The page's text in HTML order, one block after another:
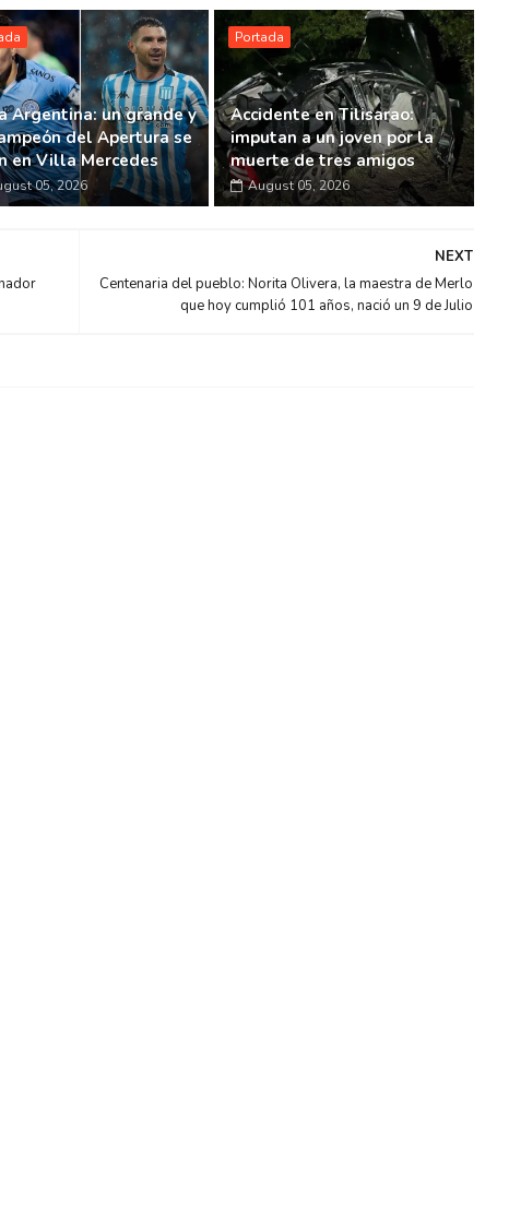
Argentina: un grande y
del Apertura se
en Villa Mercedes
05, 2026
Portada
Accidente en Tilisarao:
imputan a un joven por la
muerte de tres amigos
August 05, 2026
NEXT
Centenaria del pueblo: Norita Olivera, la maestra de Merlo
que hoy cumplió 101 años, nació un 9 de Julio